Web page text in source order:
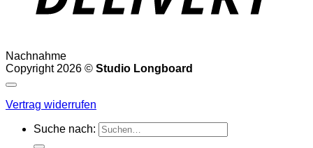
Nachnahme
Copyright 2026 © Studio Longboard
Vertrag widerrufen
Suche nach: